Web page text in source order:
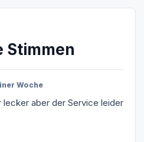
Stimmen
Woche
lecker aber der Service leider